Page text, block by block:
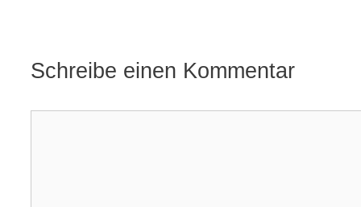
Schreibe einen Kommentar